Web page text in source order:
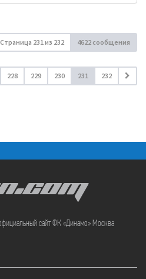
Страница 231из 232 4622 сообщения
228 229 230 231 232
сайт ФК «Динамо» Москва